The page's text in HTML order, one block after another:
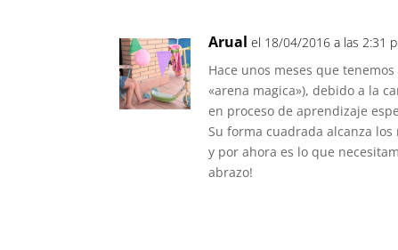
Arual el 18/04/2016 a las 2:31
Hace unos meses que
«arena magica»), debido a la
en proceso de aprendizaje
Su forma cuadrada alcanza
y por ahora es lo que
abrazo!